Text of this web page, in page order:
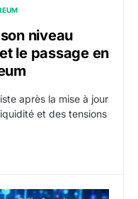
niveau
le passage en
après la mise à jour
et des tensions